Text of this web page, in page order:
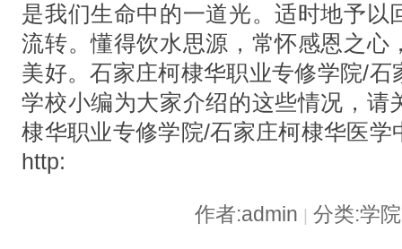
是我们生命中的一道光。适时地予以
流转。懂得饮水思源，常怀感恩之心
美好。石家庄柯棣华职业专修学院/
学校小编为大家介绍的这些情况，请
棣华职业专修学院/石家庄柯棣华医
http:
作者:admin 分类:学